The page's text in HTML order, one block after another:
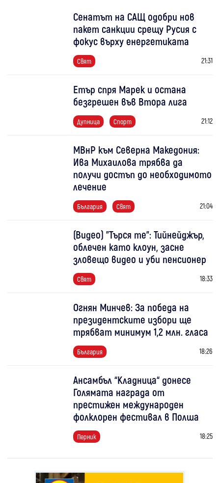
Сенатът на САЩ одобри нов
пакет санкции срещу Русия с
фокус върху енергетиката
Свят 21:31
Етър спря Марек и остана
безгрешен във Втора лига
Дупница Спорт 21:12
МВнР към Северна Македония:
Ива Михаилова трябва да
получи достъп до необходимото
лечение
България Свят 21:04
(Видео) "Търся те": Тийнейджър,
облечен като клоун, засне
зловещо видео и уби пенсионер
Свят 18:33
Огнян Минчев: За победа на
президентските избори ще
трябват минимум 1,2 млн. гласа
България 18:26
Ансамбъл “Кладница“ донесе
Голямата награда от
престижен международен
фолклорен фестивал в Полша
Перник 18:25